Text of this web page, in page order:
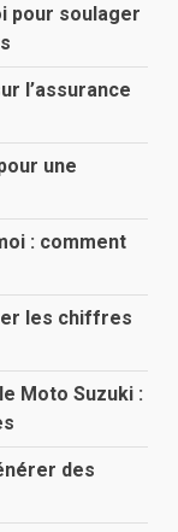
pour soulager
l’assurance
une
: comment
les chiffres
Moto Suzuki :
des